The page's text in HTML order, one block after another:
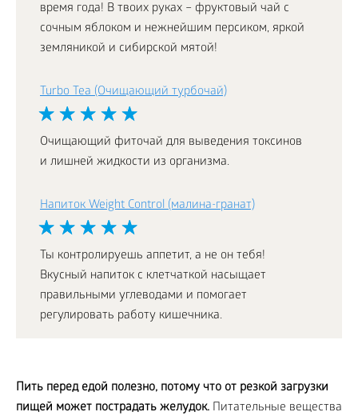
время года! В твоих руках – фруктовый чай с
сочным яблоком и нежнейшим персиком, яркой
земляникой и сибирской мятой!
Turbo Tea (Очищающий турбочай)
Очищающий фиточай для выведения токсинов
и лишней жидкости из организма.
Напиток Weight Control (малина-гранат)
Ты контролируешь аппетит, а не он тебя!
Вкусный напиток с клетчаткой насыщает
правильными углеводами и помогает
регулировать работу кишечника.
Пить перед едой полезно, потому что от резкой загрузки
пищей может пострадать желудок. Питательные вещества